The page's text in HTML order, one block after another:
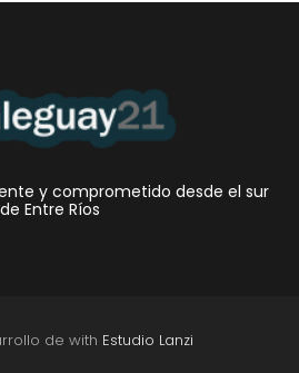
y comprometido desde el sur
de Entre Ríos
de with Estudio Lanzi